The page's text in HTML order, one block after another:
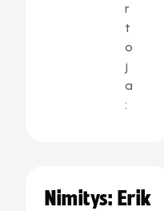
r
t
o
j
a
:
Nimitys: Erik